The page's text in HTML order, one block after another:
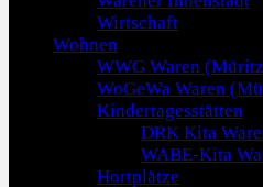
Wirtschaft
Wohnen
WWG Waren
WoGeWa Waren
Kindertagesstätten
DRK Kita
WABE-Kita
Hortplätze